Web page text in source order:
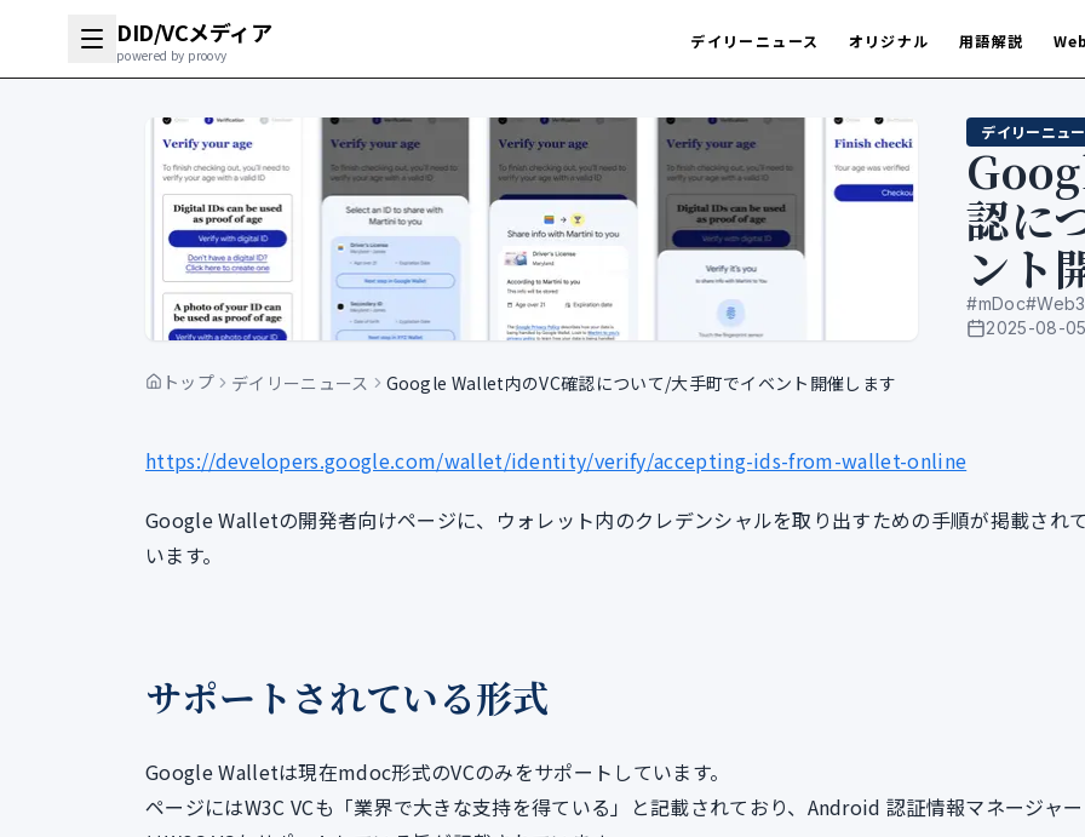
DID/VCメディア
powered by proovy
デイリーニュース オリジナル 用語解説
デイリーニュ
認に
ント
#mDoc#Web3
公開日
2025-08-
トップ デイリーニュース Google Wallet内のVC確認について/大手町でイベント開催します
https://developers.google.com/wallet/identity/verify/accepting-ids-from-wallet-online
Google Walletの開発者向けページに、ウォレット内のクレデンシャルを取り出すための手順が掲載され
います。
サポートされている形式
Google Walletは現在mdoc形式のVCのみをサポートしています。
ページにはW3C VCも「業界で大きな支持を得ている」と記載されており、Android 認証情報マネージャー